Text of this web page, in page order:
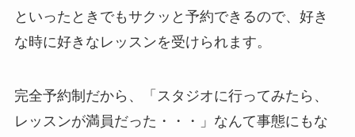
といったときでもサクッと予約できるので、好き
な時に好きなレッスンを受けられます。
完全予約制だから、
「スタジオに行ってみたら、
レッスンが満員だった・・・」 なんて事態にもな